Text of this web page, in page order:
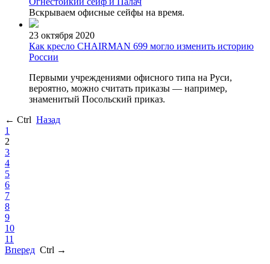
Вскрываем офисные сейфы на время.
23 октября 2020
Как кресло CHAIRMAN 699 могло изменить историю
России
Первыми учреждениями офисного типа на Руси,
вероятно, можно считать приказы — например,
знаменитый Посольский приказ.
← Ctrl Назад
1
2
3
4
5
6
7
8
9
10
11
Вперед Ctrl →